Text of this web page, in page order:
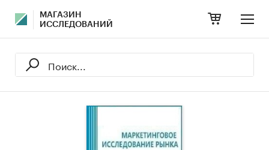
МАГАЗИН
ИССЛЕДОВАНИЙ